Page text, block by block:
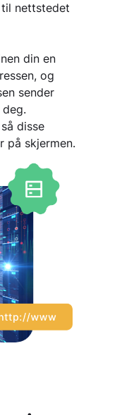
til nettstedet
din en
og
sender
disse
på skjermen.